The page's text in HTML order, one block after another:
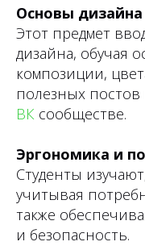
Основы дизайна
Этот предмет
дизайна, обучая
композиции,
полезных
ВК сообществе.
Эргономика и
Студенты
учитывая
также
и безопасность.